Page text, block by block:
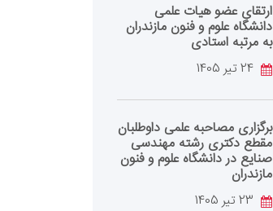
ارتقای عضو هیات علمی
دانشگاه علوم و فنون مازندران
به مرتبه استادی
برگزاری مصاحبه علمی داوطلبان
مقطع دکتری رشته مهندسی
صنایع در دانشگاه علوم و فنون
مازندران